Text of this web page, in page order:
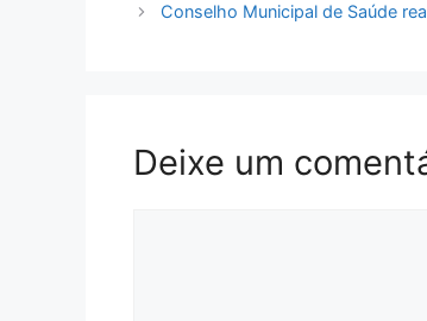
Conselho Municipal de Saúde
Deixe um